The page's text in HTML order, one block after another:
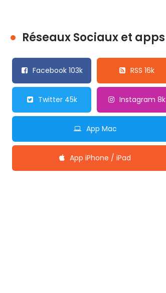
Réseaux Sociaux et apps
Facebook 103k RSS 16k
Twitter 45k Instagram 8k
App Mac
App iPhone / iPad